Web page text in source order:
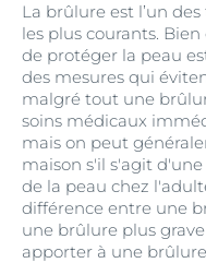
La brûlure est l’un
les plus courants.
de protéger la peau
des mesures qui
malgré tout une
soins médicaux
mais on peut
maison s'il s'agit
de la peau chez
différence entre une
une brûlure plus
apporter à une